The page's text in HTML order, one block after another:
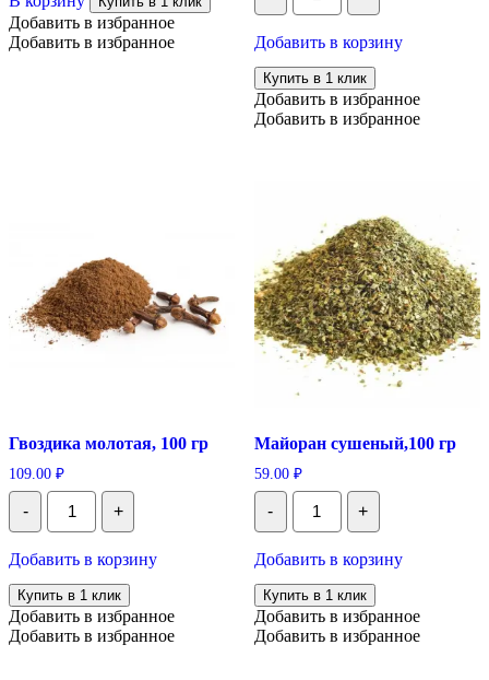
имеет
несколько
Добавить в избранное
Добавить в избранное
плоды,
гр
Добавить в корзину
Купить в 1 клик
Добавить в избранное
Добавить в избранное
Гвоздика молотая, 100 гр
109.00 ₽
-
Количество
Гвоздика
молотая,
гр
+
Добавить в корзину
Купить в 1 клик
Добавить в избранное
Добавить в избранное
Майоран сушеный,100 гр
59.00 ₽
-
Количество
Майоран
сушеный,100
+
Добавить в корзину
Купить в 1 клик
Добавить в избранное
Добавить в избранное